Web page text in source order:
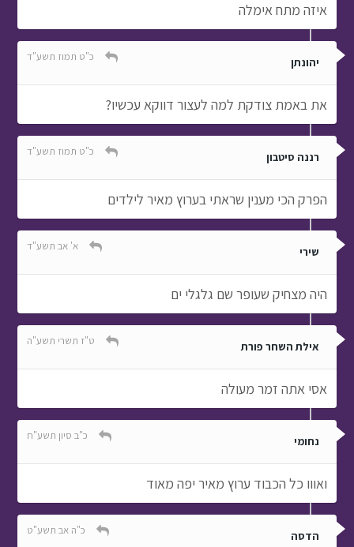
איזה מתח אימלה
יהונתן כ"ט תמוז תשע"ד
את באמת צודקת למה לעצור דווקא עכשיו?
רננה סיטבון כ"ט תמוז תשע"ד
הפרק הכי מענין שראתי בערוץ מאיר לילדים
שירי א' אב תשע"ד
היה מצחיק שעופר שם גלגלי ים
אילת השחר פורת ט"ז תשרי תשע"ה
אסי אתה זמר מעולה
נחומי כ"ב סיון תשע"ח
ואווו כל הכבוד ערוץ מאיר יפה מאוד
הדסה כ"ה אב תשע"ט